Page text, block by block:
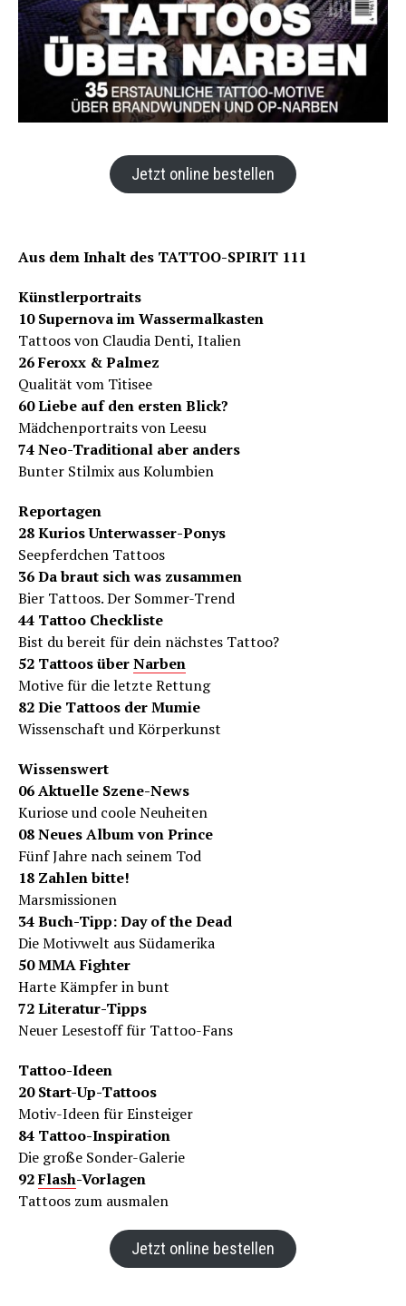
Jetzt online bestellen
Aus dem Inhalt des TATTOO-SPIRIT 111
Künstlerportraits
10 Supernova im Wassermalkasten
Tattoos von Claudia Denti, Italien
26 Feroxx & Palmez
Qualität vom Titisee
60 Liebe auf den ersten Blick?
Mädchenportraits von Leesu
74 Neo-Traditional aber anders
Bunter Stilmix aus Kolumbien
Reportagen
28 Kurios Unterwasser-Ponys
Seepferdchen Tattoos
36 Da braut sich was zusammen
Bier Tattoos. Der Sommer-Trend
44 Tattoo Checkliste
Bist du bereit für dein nächstes Tattoo?
52 Tattoos überNarben
Motive für die letzte Rettung
82 Die Tattoos der Mumie
Wissenschaft und Körperkunst
Wissenswert
06 Aktuelle Szene-News
Kuriose und coole Neuheiten
08 Neues Album von Prince
Fünf Jahre nach seinem Tod
18 Zahlen bitte!
Marsmissionen
34 Buch-Tipp: Day of the Dead
Die Motivwelt aus Südamerika
50 MMA Fighter
Harte Kämpfer in bunt
72 Literatur-Tipps
Neuer Lesestoff für Tattoo-Fans
Tattoo-Ideen
20 Start-Up-Tattoos
Motiv-Ideen für Einsteiger
84 Tattoo-Inspiration
Die große Sonder-Galerie
92Flash-Vorlagen
Tattoos zum ausmalen
Jetzt online bestellen